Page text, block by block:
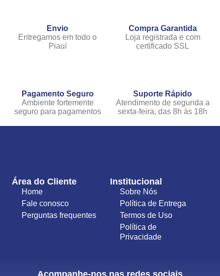
Envio
Entregamos em todo o
Piauí
Compra Garantida
Loja registrada e com
certificado SSL
Pagamento Seguro
Ambiente fortemente
seguro para pagamentos
Suporte Rápido
Atendimento de segunda a
sexta-feira, das 8h às 18h
Área do Cliente
Home
Fale conosco
Perguntas frequentes
Institucional
Sobre Nós
Política de Entrega
Termos de Uso
Política de
Privacidade
Acompanhe-nos nas redes sociais